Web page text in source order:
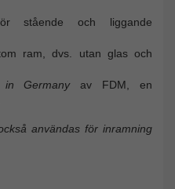
stående och liggande
ram, dvs. utan glas och
in Germanyav FDM, en
användas för inramning